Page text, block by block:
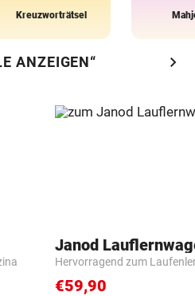
Kreuzworträtsel
ANZEIGEN“ chevron_right
Janod
Hervorragend zum
€59,90